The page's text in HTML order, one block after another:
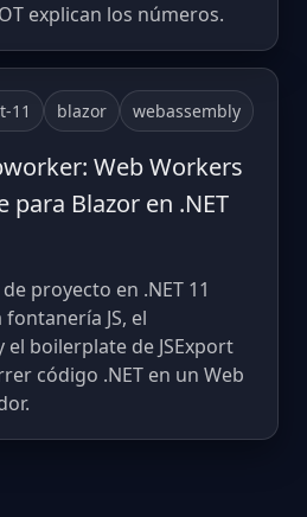
explican los números.
11 blazor webassembly
Web Workers
para Blazor en .NET
proyecto en .NET 11
JS, el
boilerplate de JSExport
código .NET en un Web